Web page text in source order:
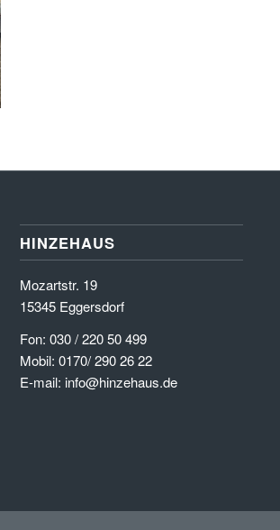
HINZEHAUS
Mozartstr. 19
15345 Eggersdorf
Fon: 030 / 220 50 499
Mobil: 0170/ 290 26 22
E-mail: info@hinzehaus.de